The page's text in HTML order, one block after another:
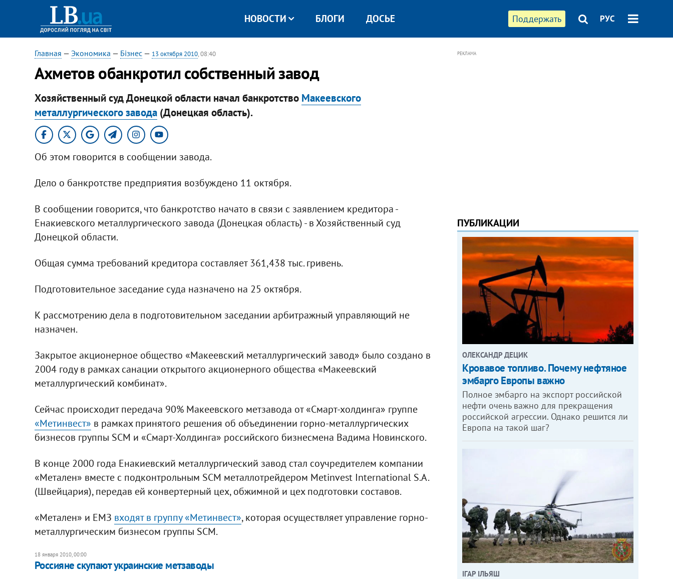
Поддержать РУС
НОВОСТИ БЛОГИ ДОСЬЕ
Главная — Экономика — Бізнес— 13 октября 2010, 08:40
Ахметов обанкротил собственный завод
Хозяйственный суд Донецкой области начал банкротство Макеевского
металлургического завода(Донецкая область).​
Об этом говорится в сообщении завода.
Дело о банкротстве предприятия возбуждено 11 октября.
В сообщении говорится, что банкротство начато в связи с заявлением кредитора -
Енакиевского металлургического завода (Донецкая область) - в Хозяйственный суд
Донецкой области.
Общая сумма требований кредитора составляет 361,438 тыс. гривень.
Подготовительное заседание суда назначено на 25 октября.
К рассмотрению дела в подготовительном заседании арбитражный управляющий не
назначен.
Закрытое акционерное общество «Макеевский металлургический завод» было создано в
2004 году в рамках санации открытого акционерного общества «Макеевский
металлургический комбинат».
Сейчас происходит передача 90% Макеевского метзавода от «Смарт-холдинга» группе
«Метинвест» в рамках принятого решения об объединении горно-металлургических
бизнесов группы SCM и «Смарт-Холдинга» российского бизнесмена Вадима Новинского.
В конце 2000 года Енакиевский металлургический завод стал соучредителем компании
«Метален» вместе с подконтрольным SCM металлотрейдером Metinvest International S.A.
(Швейцария), передав ей конвертерный цех, обжимной и цех подготовки составов.
«Метален» и ЕМЗ входят в группу «Метинвест», которая осуществляет управление горно-
металлургическим бизнесом группы SCM.
18 января 2010, 00:00
Россияне скупают украинские метзаводы
РЕКЛАМА
ПУБЛИКАЦИИ
ОЛЕКСАНДР ДЕЦИК
Кровавое топливо. Почему нефтяное
эмбарго Европы важно
Полное эмбарго на экспорт российской
нефти очень важно для прекращения
российской агрессии. Однако решится ли
Европа на такой шаг?
ІГАР ІЛЬЯШ